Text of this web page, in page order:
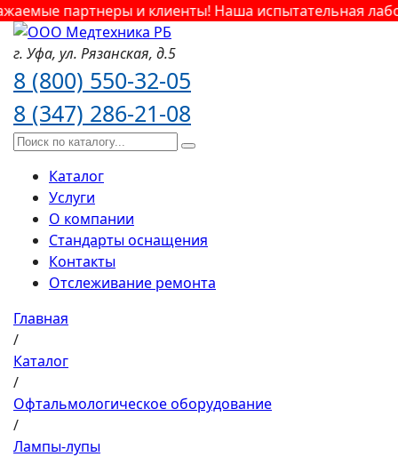
партнеры и клиенты! Наша испытательная
г. Уфа, ул. Рязанская, д.5
8 (800) 550-32-05
8 (347) 286-21-08
Каталог
Услуги
О компании
Стандарты оснащения
Контакты
Отслеживание ремонта
Главная
/
Каталог
/
Офтальмологическое оборудование
/
Лампы-лупы